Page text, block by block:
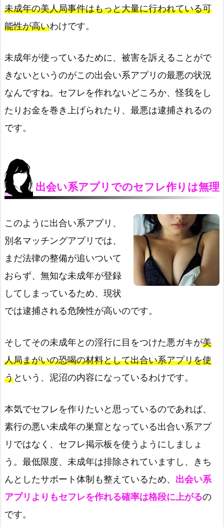
未成年の美人局事件はもっと大量に行われている可
能性が高いわけです。
未成年が使っているために、被害を訴えることがで
きないというのがこの出会い系アプリの最悪の状況
なんですね。セフレを作れないどころか、怪我をし
たりお金を巻き上げられたり、最悪は逮捕されるの
です。
出会い系アプリでのセフレ作りは無理
このように出合い系アプリ、
別名マッチングアプリでは、
まだ法律の整備が追いついて
おらず、無知な未成年が登録
してしまっているため、現状
では逮捕される危険性が高いのです。
そしてその未成年との淫行に目をつけた悪ガキが美
人局まがいの恐喝の材料として出合い系アプリを使
うという、泥沼の内容になっているわけです。
本気でセフレを作りたいと思っているのであれば、
素行の悪い未成年の巣窟となっている出合い系アプ
リではなく、セフレ掲示板を使うようにしましょ
う。最低限度、未成年は排除されていますし、きち
んとしたサポート体制も整えているため、 出会い系
アプリよりもセフレを作れる確率は格段に上がるの
です。